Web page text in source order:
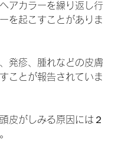
アカラーを繰り返し行
を起こすことがありま
発疹、腫れなどの皮膚
ことが報告されていま
皮がしみる原因には２